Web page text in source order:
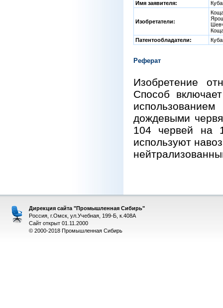
Имя заявителя:
Изобретатели:
Патентообладатели:
Реферат
Изобретение
Способ
дождевыми
104 червей на
используют
Дирекция сайта "Промышленная Сибирь"
Россия, г.Омск, ул.Учебная, 199-Б, к.408А
Сайт открыт 01.11.2000
© 2000-2018 Промышленная Сибирь